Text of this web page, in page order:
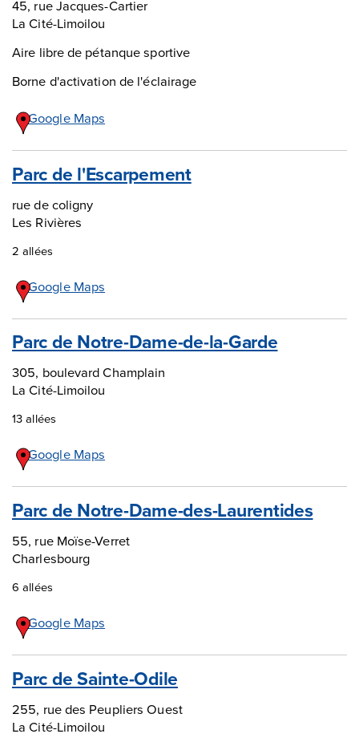
45, rue Jacques-Cartier
La Cité-Limoilou
Aire libre de pétanque sportive
Borne d'activation de l'éclairage
Google Maps
Parc de l'Escarpement
rue de coligny
Les Rivières
2 allées
Google Maps
Parc de Notre-Dame-de-la-Garde
305, boulevard Champlain
La Cité-Limoilou
13 allées
Google Maps
Parc de Notre-Dame-des-Laurentides
55, rue Moïse-Verret
Charlesbourg
6 allées
Google Maps
Parc de Sainte-Odile
255, rue des Peupliers Ouest
La Cité-Limoilou